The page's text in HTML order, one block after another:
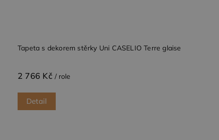
Tapeta s dekorem stěrky Uni CASELIO Terre glaise
2 766 Kč / role
Detail